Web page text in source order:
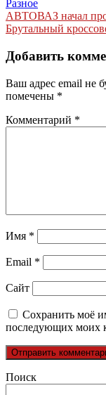
Разное
Навигация
по
записям
АВТОВАЗ начал
Брутальный
Добавить
Ваш адрес email не
помечены *
Комментарий *
Имя *
Email *
Сайт
Сохранить моё
последующих моих
Поиск